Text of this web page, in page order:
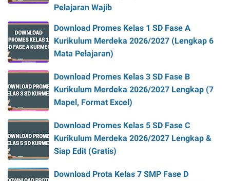
Pelajaran Wajib
Download Promes Kelas 1 SD Fase A
Kurikulum Merdeka 2026/2027 (Lengkap 6
Mata Pelajaran)
Download Promes Kelas 3 SD Fase B
Kurikulum Merdeka 2026/2027 Lengkap (7
Mapel, Format Excel)
Download Promes Kelas 5 SD Fase C
Kurikulum Merdeka 2026/2027 Lengkap &
Siap Edit (Gratis)
Download Prota Kelas 7 SMP Fase D